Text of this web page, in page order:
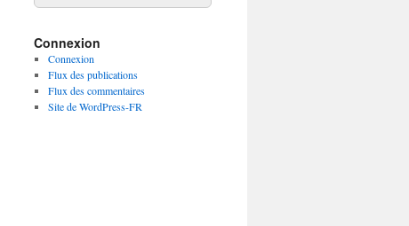
Connexion
Connexion
Flux des publications
Flux des commentaires
Site de WordPress-FR